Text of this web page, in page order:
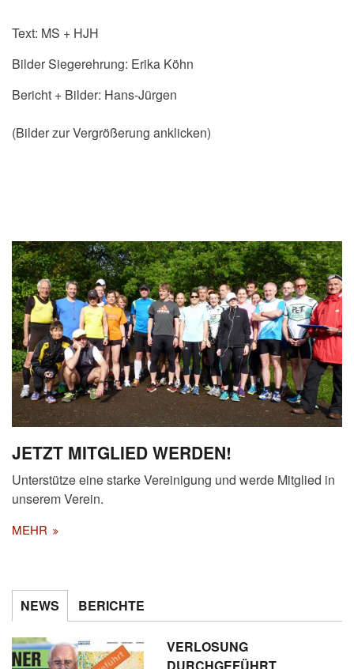
Text: MS + HJH
Bilder Siegerehrung: Erika Köhn
Bericht + Bilder: Hans-Jürgen
(Bilder zur Vergrößerung anklicken)
JETZT MITGLIED WERDEN!
Unterstütze eine starke Vereinigung und werde Mitglied in
unserem Verein.
MEHR
NEWS BERICHTE
VERLOSUNG